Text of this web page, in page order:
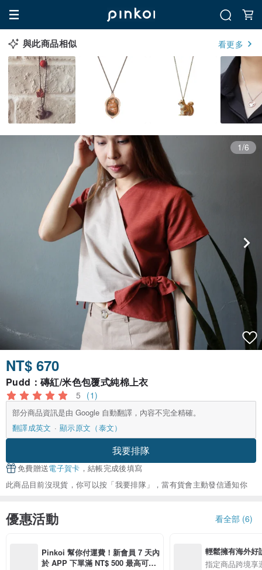
與此商品相似 看更多
1/6
NT$ 670
Pudd：磚紅/米色包覆式純棉上衣
5 (1)
部分商品資訊是由 Google 自動翻譯，內容不完全精確。
翻譯成英文
顯示原文（泰文）
我要排隊
免費贈送電子賀卡 ，結帳完成後填寫
此商品目前沒現貨，你可以按「我要排隊」，當有貨會主動發信通知你
優惠活動 看全部 (6)
Pinkoi 幫你付運費！新會員 7 天內
於 APP 下單滿 NT$ 500 最高可折
輕鬆擁有海外好
指定商品跨境享